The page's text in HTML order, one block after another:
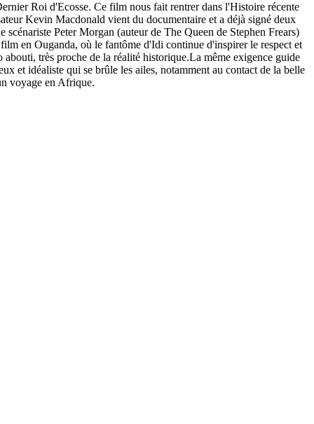
Roi d'Ecosse. Ce film nous fait rentrer dans l'Histoire récente
Kevin Macdonald vient du documentaire et a déjà signé deux
Peter Morgan (auteur de The Queen de Stephen Frears)
en Ouganda, où le fantôme d'Idi continue d'inspirer le respect et
très proche de la réalité historique.La même exigence guide
et idéaliste qui se brûle les ailes, notamment au contact de la belle
voyage en Afrique.